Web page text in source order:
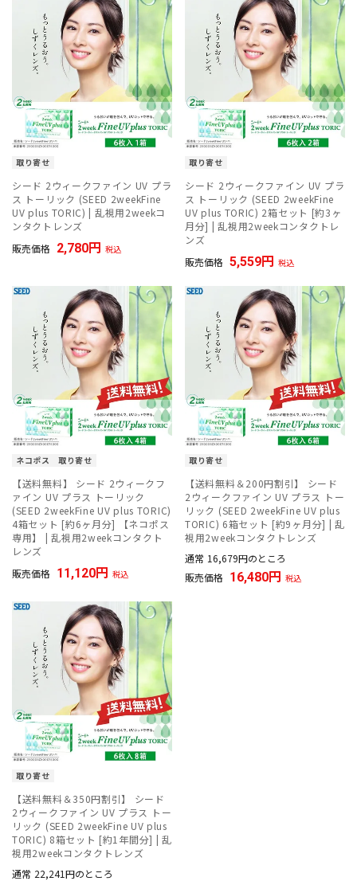
取り寄せ
シード 2ウィークファイン UV プラ
ス トーリック (SEED 2weekFine
UV plus TORIC) | 乱視用2weekコ
ンタクトレンズ
販売価格 2,780 税込
取り寄せ
シード 2ウィークファイン UV プラ
ス トーリック (SEED 2weekFine
UV plus TORIC) 2箱セット [約3ヶ
月分] | 乱視用2weekコンタクトレ
ンズ
販売価格 5,559 税込
ネコポス 取り寄せ
【送料無料】 シード 2ウィークフ
ァイン UV プラス トーリック
(SEED 2weekFine UV plus TORIC)
4箱セット [約6ヶ月分] 【ネコポス
専用】 | 乱視用2weekコンタクト
レンズ
販売価格 11,120 税込
取り寄せ
【送料無料＆200円割引】 シード
2ウィークファイン UV プラス トー
リック (SEED 2weekFine UV plus
TORIC) 6箱セット [約9ヶ月分] | 乱
視用2weekコンタクトレンズ
通常 16,679
のところ
販売価格 16,480 税込
取り寄せ
【送料無料＆350円割引】 シード
2ウィークファイン UV プラス トー
リック (SEED 2weekFine UV plus
TORIC) 8箱セット [約1年間分] | 乱
視用2weekコンタクトレンズ
通常 22,241
のところ